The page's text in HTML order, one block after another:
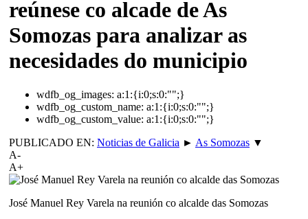
reúnese co alcade de As
Somozas para analizar as
necesidades do municipio
wdfb_og_images: a:1:{i:0;s:0:"";}
wdfb_og_custom_name: a:1:{i:0;s:0:"";}
wdfb_og_custom_value: a:1:{i:0;s:0:"";}
PUBLICADO EN: Noticias de Galicia ► As Somozas ▼
A-
A+
José Manuel Rey Varela na reunión co alcalde das Somozas